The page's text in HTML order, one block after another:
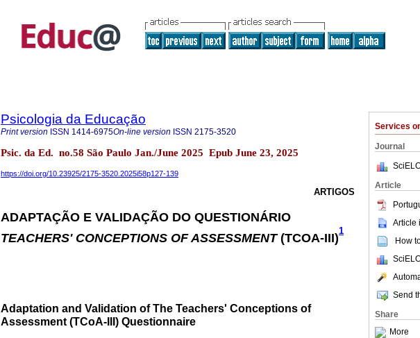
Services
Journal
Article
Article
How
Send
Share
More
Psicologia da Educação
Print version ISSN 1414-6975On-line version ISSN 2175-3520
Psic. da Ed. no.58 São Paulo Jan./June 2025 Epub June 23, 2025
https://doi.org/10.23925/2175-3520.2025i58p127-139
ARTIGOS
ADAPTAÇÃO E VALIDAÇÃO DO QUESTIONÁRIO
TEACHERS' CONCEPTIONS OF ASSESSMENT(TCOA-III)
1
Adaptation and Validation of The Teachers' Conceptions of
Assessment (TCoA-III) Questionnaire